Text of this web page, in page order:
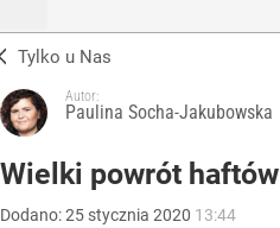
Tylko u Nas
Autor:
Paulina Socha-Jakubowska
Wielki powrót haftów
Dodano:25 stycznia 2020 13:44